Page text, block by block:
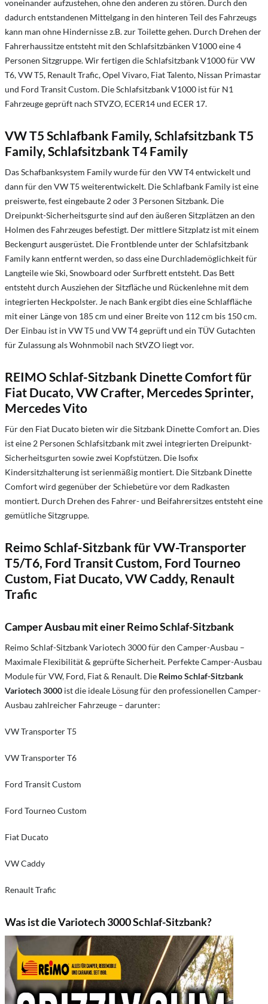
voneinander aufzustehen, ohne den anderen zu stören. Durch den
dadurch entstandenen Mittelgang in den hinteren Teil des Fahrzeugs
kann man ohne Hindernisse z.B. zur Toilette gehen. Durch Drehen der
Fahrerhaussitze entsteht mit den Schlafsitzbänken V1000 eine 4
Personen Sitzgruppe. Wir fertigen die Schlafsitzbank V1000 für VW
T6, VW T5, Renault Trafic, Opel Vivaro, Fiat Talento, Nissan Primastar
und Ford Transit Custom. Die Schlafsitzbank V1000 ist für N1
Fahrzeuge geprüft nach STVZO, ECER14 und ECER 17.
VW T5 Schlafbank Family, Schlafsitzbank T5
Family, Schlafsitzbank T4 Family
Das Schafbanksystem Family wurde für den VW T4 entwickelt und
dann für den VW T5 weiterentwickelt. Die Schlafbank Family ist eine
preiswerte, fest eingebaute 2 oder 3 Personen Sitzbank. Die
Dreipunkt-Sicherheitsgurte sind auf den äußeren Sitzplätzen an den
Holmen des Fahrzeuges befestigt. Der mittlere Sitzplatz ist mit einem
Beckengurt ausgerüstet. Die Frontblende unter der Schlafsitzbank
Family kann entfernt werden, so dass eine Durchlademöglichkeit für
Langteile wie Ski, Snowboard oder Surfbrett entsteht. Das Bett
entsteht durch Ausziehen der Sitzfläche und Rückenlehne mit dem
integrierten Heckpolster. Je nach Bank ergibt dies eine Schlaffläche
mit einer Länge von 185 cm und einer Breite von 112 cm bis 150 cm.
Der Einbau ist in VW T5 und VW T4 geprüft und ein TÜV Gutachten
für Zulassung als Wohnmobil nach StVZO liegt vor.
REIMO Schlaf-Sitzbank Dinette Comfort für
Fiat Ducato, VW Crafter, Mercedes Sprinter,
Mercedes Vito
Für den Fiat Ducato bieten wir die Sitzbank Dinette Comfort an. Dies
ist eine 2 Personen Schlafsitzbank mit zwei integrierten Dreipunkt-
Sicherheitsgurten sowie zwei Kopfstützen. Die Isofix
Kindersitzhalterung ist serienmäßig montiert. Die Sitzbank Dinette
Comfort wird gegenüber der Schiebetüre vor dem Radkasten
montiert. Durch Drehen des Fahrer- und Beifahrersitzes entsteht eine
gemütliche Sitzgruppe.
Reimo Schlaf-Sitzbank für VW-Transporter
T5/T6, Ford Transit Custom, Ford Tourneo
Custom, Fiat Ducato, VW Caddy, Renault
Trafic
Camper Ausbau mit einer Reimo Schlaf-Sitzbank
Reimo Schlaf-Sitzbank Variotech 3000 für den Camper-Ausbau –
Maximale Flexibilität & geprüfte Sicherheit. Perfekte Camper-Ausbau
Module für VW, Ford, Fiat & Renault. Die Reimo Schlaf-Sitzbank
Variotech 3000 ist die ideale Lösung für den professionellen Camper-
Ausbau zahlreicher Fahrzeuge – darunter:
VW Transporter T5
VW Transporter T6
Ford Transit Custom
Ford Tourneo Custom
Fiat Ducato
VW Caddy
Renault Trafic
Was ist die Variotech 3000 Schlaf-Sitzbank?